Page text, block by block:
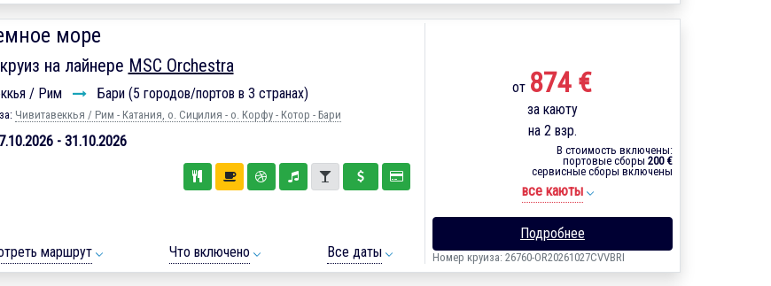
море
на лайнере MSC Orchestra
/ Рим Бари (5 городов/портов в 3 странах)
Чивитавеккья / Рим - Катания, о. Сицилия - о. Корфу - Котор - Бари
- 31.10.2026
маршрут Что включено Все даты
от 874 €
за каюту
на 2 взр.
В стоимость включены:
портовые сборы 200 €
сервисные сборы включены
все каюты
Подробнее
Номер круиза: 26760-OR20261027CVVBRI